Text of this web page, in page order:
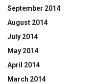
September 2014
August 2014
July 2014
May 2014
April 2014
March 2014